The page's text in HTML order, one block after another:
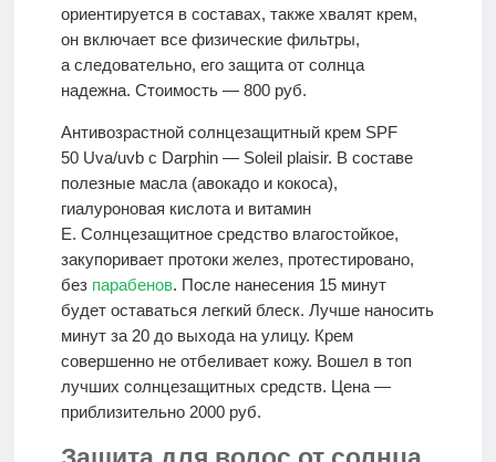
ориентируется в составах, также хвалят крем,
он включает все физические фильтры,
а следовательно, его защита от солнца
надежна. Стоимость — 800 руб.
Антивозрастной солнцезащитный крем SPF
50 Uva/uvb с Darphin — Soleil plaisir. В составе
полезные масла (авокадо и кокоса),
гиалуроновая кислота и витамин
Е. Солнцезащитное средство влагостойкое,
закупоривает протоки желез, протестировано,
без парабенов. После нанесения 15 минут
будет оставаться легкий блеск. Лучше наносить
минут за 20 до выхода на улицу. Крем
совершенно не отбеливает кожу. Вошел в топ
лучших солнцезащитных средств. Цена —
приблизительно 2000 руб.